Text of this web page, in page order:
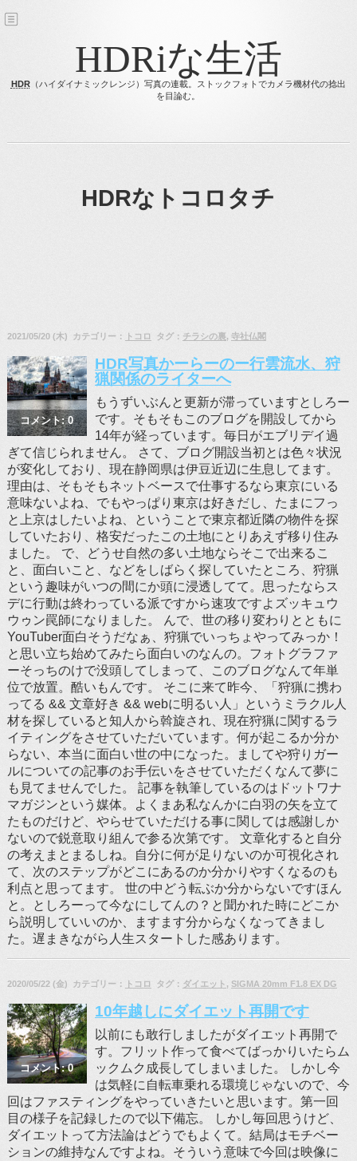
HDRiな生活
HDR（ハイダイナミックレンジ）写真の連載。ストックフォトでカメラ機材代の捻出
を目論む。
HDRなトコロタチ
2021/05/20 (木) カテゴリー： トコロ タグ： チラシの裏, 寺社仏閣
コメント: 0
HDR写真かーらーのー行雲流水、狩
猟関係のライターへ
もうずいぶんと更新が滞っていますとしろー
です。そもそもこのブログを開設してから
14年が経っています。毎日がエブリデイ過
ぎて信じられません。 さて、ブログ開設当初とは色々状況
が変化しており、現在静岡県は伊豆近辺に生息してます。
理由は、そもそもネットベースで仕事するなら東京にいる
意味ないよね、でもやっぱり東京は好きだし、たまにフっ
と上京はしたいよね、ということで東京都近隣の物件を探
していたおり、格安だったこの土地にとりあえず移り住み
ました。 で、どうせ自然の多い土地ならそこで出来るこ
と、面白いこと、などをしばらく探していたところ、狩猟
という趣味がいつの間にか頭に浸透してて。思ったならス
デに行動は終わっている派ですから速攻ですよズッキュウ
ウゥン罠師になりました。 んで、世の移り変わりとともに
YouTuber面白そうだなぁ、狩猟でいっちょやってみっか！
と思い立ち始めてみたら面白いのなんの。フォトグラファ
ーそっちのけで没頭してしまって、このブログなんて年単
位で放置。酷いもんです。 そこに来て昨今、「狩猟に携わ
ってる && 文章好き && webに明るい人」というミラクル人
材を探していると知人から斡旋され、現在狩猟に関するラ
イティングをさせていただいています。何が起こるか分か
らない、本当に面白い世の中になった。ましてや狩りガー
ルについての記事のお手伝いをさせていただくなんて夢に
も見てませんでした。 記事を執筆しているのはドットワナ
マガジンという媒体。よくまあ私なんかに白羽の矢を立て
たものだけど、やらせていただける事に関しては感謝しか
ないので鋭意取り組んで参る次第です。 文章化すると自分
の考えまとまるしね。自分に何が足りないのか可視化され
て、次のステップがどこにあるのか分かりやすくなるのも
利点と思ってます。 世の中どう転ぶか分からないですほん
と。としろーって今なにしてんの？と聞かれた時にどこか
ら説明していいのか、ますます分からなくなってきまし
た。遅まきながら人生スタートした感あります。
2020/05/22 (金) カテゴリー： トコロ タグ： ダイエット , SIGMA 20mm F1.8 EX DG
コメント: 0
10年越しにダイエット再開です
以前にも敢行しましたがダイエット再開で
す。フリット作って食べてばっかりいたらム
ックムク成長してしまいました。 しかし今
は気軽に自転車乗れる環境じゃないので、今
回はファスティングをやっていきたいと思います。第一回
目の様子を記録したので以下備忘。 しかし毎回思うけど、
ダイエットって方法論はどうでもよくて。結局はモチベー
ションの維持なんですよね。そういう意味で今回は映像に